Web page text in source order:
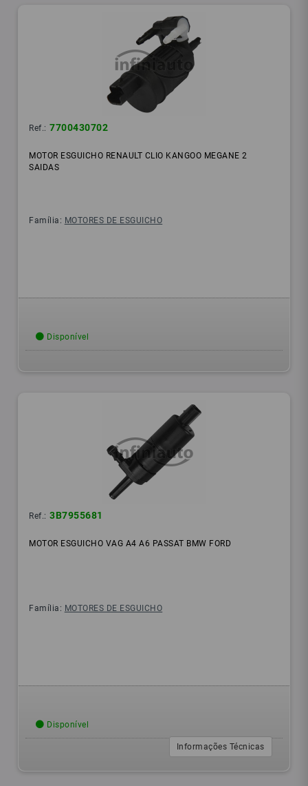
Ref.: 7700430702
MOTOR ESGUICHO RENAULT CLIO KANGOO MEGANE 2
SAIDAS
Família: MOTORES DE ESGUICHO
Disponível
Ref.: 3B7955681
MOTOR ESGUICHO VAG A4 A6 PASSAT BMW FORD
Família: MOTORES DE ESGUICHO
Disponível
Informações Técnicas